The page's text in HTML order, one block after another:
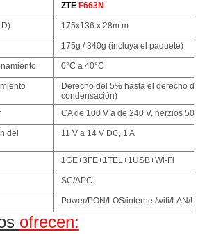
ZTE F663N
D) 175x136 x 28m m
175g / 340g (incluya el paquete)
0°C a 40°C
Derecho del 5% hasta el derecho del
condensación)
CA de 100 V a de 240 V, herzios 50
del
11 V a 14 V DC, 1 A
1GE+3FE+1TEL+1USB+Wi-Fi
SC/APC
Power/PON/LOS/internet/wifi/LAN/USB
ofrecen: